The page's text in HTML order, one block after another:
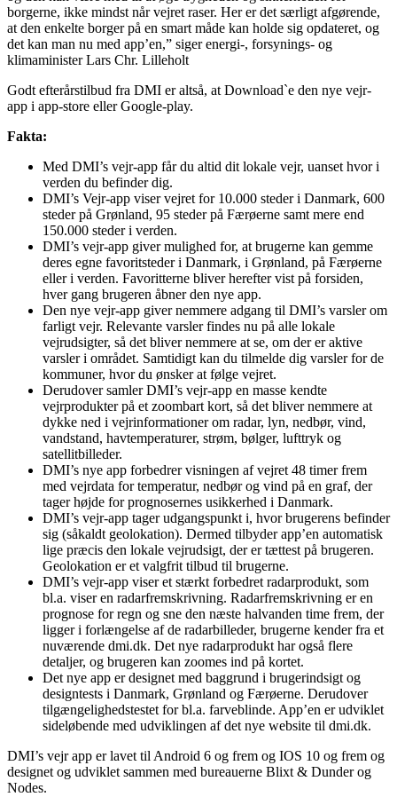
borgerne, ikke mindst når vejret raser. Her er det særligt afgørende,
at den enkelte borger på en smart måde kan holde sig opdateret, og
det kan man nu med app’en,” siger energi-, forsynings- og
klimaminister Lars Chr. Lilleholt
Godt efterårstilbud fra DMI er altså, at Download`e den nye vejr-
app i app-store eller Google-play.
Fakta:
Med DMI’s vejr-app får du altid dit lokale vejr, uanset hvor i
verden du befinder dig.
DMI’s Vejr-app viser vejret for 10.000 steder i Danmark, 600
steder på Grønland, 95 steder på Færøerne samt mere end
150.000 steder i verden.
DMI’s vejr-app giver mulighed for, at brugerne kan gemme
deres egne favoritsteder i Danmark, i Grønland, på Færøerne
eller i verden. Favoritterne bliver herefter vist på forsiden,
hver gang brugeren åbner den nye app.
Den nye vejr-app giver nemmere adgang til DMI’s varsler om
farligt vejr. Relevante varsler findes nu på alle lokale
vejrudsigter, så det bliver nemmere at se, om der er aktive
varsler i området. Samtidigt kan du tilmelde dig varsler for de
kommuner, hvor du ønsker at følge vejret.
Derudover samler DMI’s vejr-app en masse kendte
vejrprodukter på et zoombart kort, så det bliver nemmere at
dykke ned i vejrinformationer om radar, lyn, nedbør, vind,
vandstand, havtemperaturer, strøm, bølger, lufttryk og
satellitbilleder.
DMI’s nye app forbedrer visningen af vejret 48 timer frem
med vejrdata for temperatur, nedbør og vind på en graf, der
tager højde for prognosernes usikkerhed i Danmark.
DMI’s vejr-app tager udgangspunkt i, hvor brugerens befinder
sig (såkaldt geolokation). Dermed tilbyder app’en automatisk
lige præcis den lokale vejrudsigt, der er tættest på brugeren.
Geolokation er et valgfrit tilbud til brugerne.
DMI’s vejr-app viser et stærkt forbedret radarprodukt, som
bl.a. viser en radarfremskrivning. Radarfremskrivning er en
prognose for regn og sne den næste halvanden time frem, der
ligger i forlængelse af de radarbilleder, brugerne kender fra et
nuværende dmi.dk. Det nye radarprodukt har også flere
detaljer, og brugeren kan zoomes ind på kortet.
Det nye app er designet med baggrund i brugerindsigt og
designtests i Danmark, Grønland og Færøerne. Derudover
tilgængelighedstestet for bl.a. farveblinde. App’en er udviklet
sideløbende med udviklingen af det nye website til dmi.dk.
DMI’s vejr app er lavet til Android 6 og frem og IOS 10 og frem og
designet og udviklet sammen med bureauerne Blixt & Dunder og
Nodes.